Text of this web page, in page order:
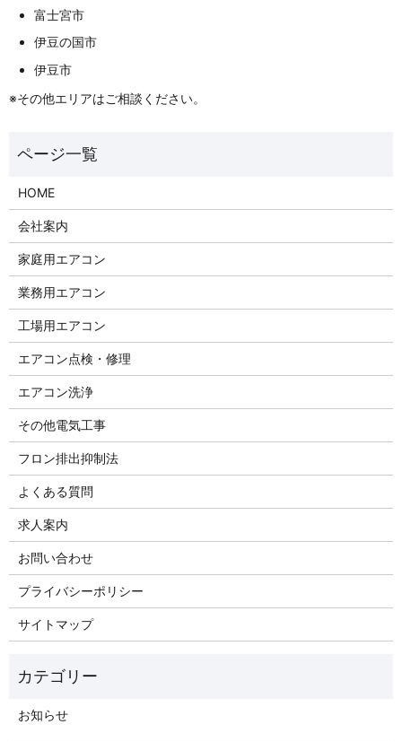
富士宮市
伊豆の国市
伊豆市
※その他エリアはご相談ください。
HOME
会社案内
家庭用エアコン
業務用エアコン
工場用エアコン
エアコン点検・修理
エアコン洗浄
その他電気工事
フロン排出抑制法
よくある質問
求人案内
お問い合わせ
プライバシーポリシー
サイトマップ
お知らせ